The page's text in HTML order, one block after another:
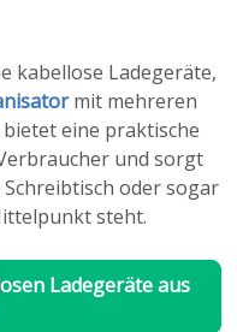
kabellose Ladegeräte,
mit mehreren
bietet eine praktische
und sorgt
oder sogar
steht.
Ladegeräte aus